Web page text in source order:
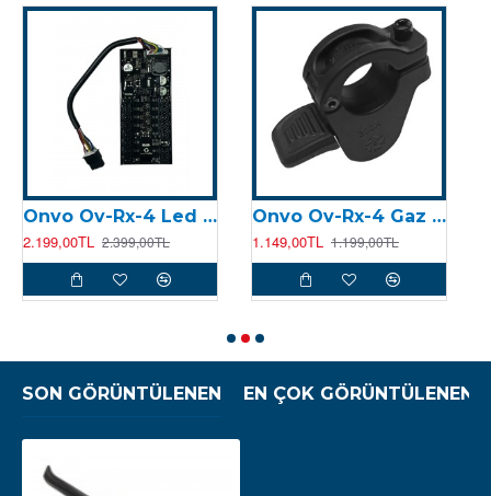
Onvo Ov-Rx-4 Led Sürücü
2.199,00TL 2.399,00TL
Onvo Ov-Rx-4 Gaz Kolu
1.149,00TL 1.199,00TL
SON GÖRÜNTÜLENEN EN ÇOK GÖRÜNTÜLENEN